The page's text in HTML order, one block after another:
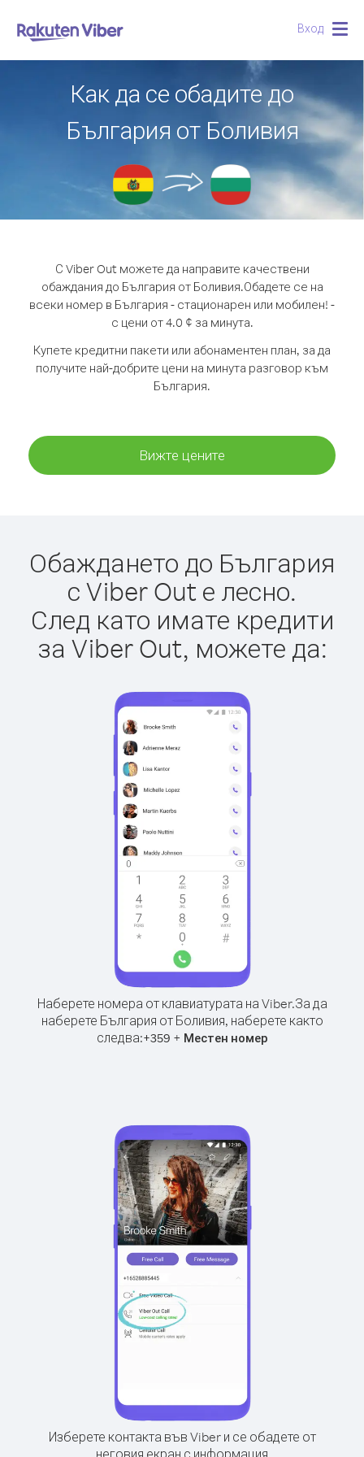
Вход
Как да се обадите до
България от Боливия
С Viber Out можете да направите качествени
обаждания до България от Боливия.Обадете се на
всеки номер в България - стационарен или мобилен! -
с цени от 4.0 ¢ за минута.
Купете кредитни пакети или абонаментен план, за да
получите най-добрите цени на минута разговор към
България.
Вижте цените
Обаждането до България
с Viber Out е лесно.
След като имате кредити
за Viber Out, можете да:
Наберете номера от клавиатурата на Viber.За да
наберете България от Боливия, наберете както
следва:+359 + Местен номер
Изберете контакта във Viber и се обадете от
неговия екран с информация